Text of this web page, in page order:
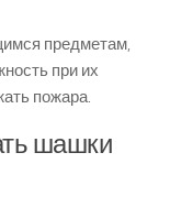
предметам,
при их
пожара.
шашки